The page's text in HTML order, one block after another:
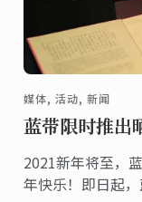
媒体, 活动, 新闻
蓝带限时推出
2021新年将至，
年快乐！即日起